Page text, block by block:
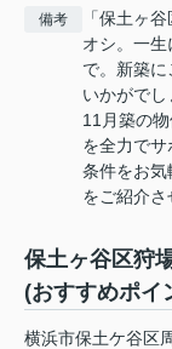
備考
「保土ヶ
オシ。一
で。新築
いかがで
11月築の
を全力で
条件をお気
をご紹介さ
保土ヶ谷区狩
(おすすめポイ
横浜市保土ケ谷区